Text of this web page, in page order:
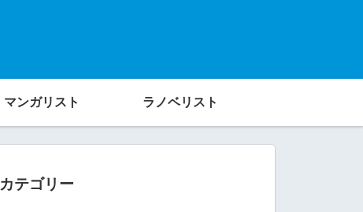
マンガリスト ラノベリスト
カテゴリー